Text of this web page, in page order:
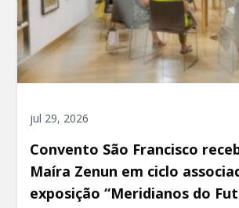
jul 29, 2026
Convento São Francisco
Maíra Zenun em ciclo
exposição “Meridianos do